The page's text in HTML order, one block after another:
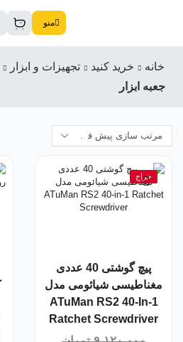
منو
خانه خرید کنید تجهیزات و ابزار
جعبه ابزار
حراج
پیچ گوشتی 40 عددی
مغناطیسی شیائومی مدل
ATuMan RS2 40-In-1
Ratchet Screwdriver